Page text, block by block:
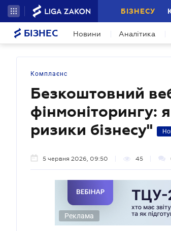
БІЗНЕСУ
БІЗНЕС Новини Аналітика
Комплаєнс
Безкоштовний
фінмоніторингу:
ризики бізнесу"
5 червня 2026, 09:50 45
Реклама